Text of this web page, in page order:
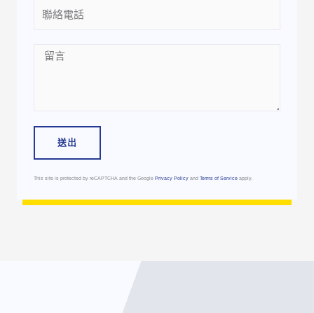
Phone
Message
送出
This site is protected by reCAPTCHA and the Google Privacy Policy and Terms of Service apply.